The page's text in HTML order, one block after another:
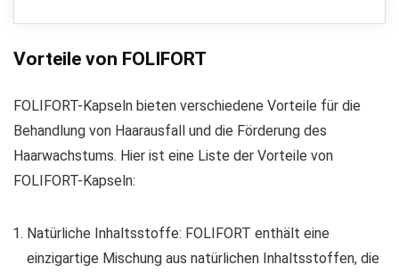
Vorteile von FOLIFORT
FOLIFORT-Kapseln bieten verschiedene Vorteile für die
Behandlung von Haarausfall und die Förderung des
Haarwachstums. Hier ist eine Liste der Vorteile von
FOLIFORT-Kapseln:
Natürliche Inhaltsstoffe: FOLIFORT enthält eine
einzigartige Mischung aus natürlichen Inhaltsstoffen, die